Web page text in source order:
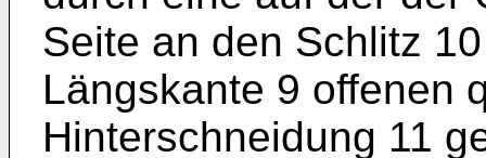
Seite an den Schlitz
Längskante 9 offenen
Hinterschneidung 11